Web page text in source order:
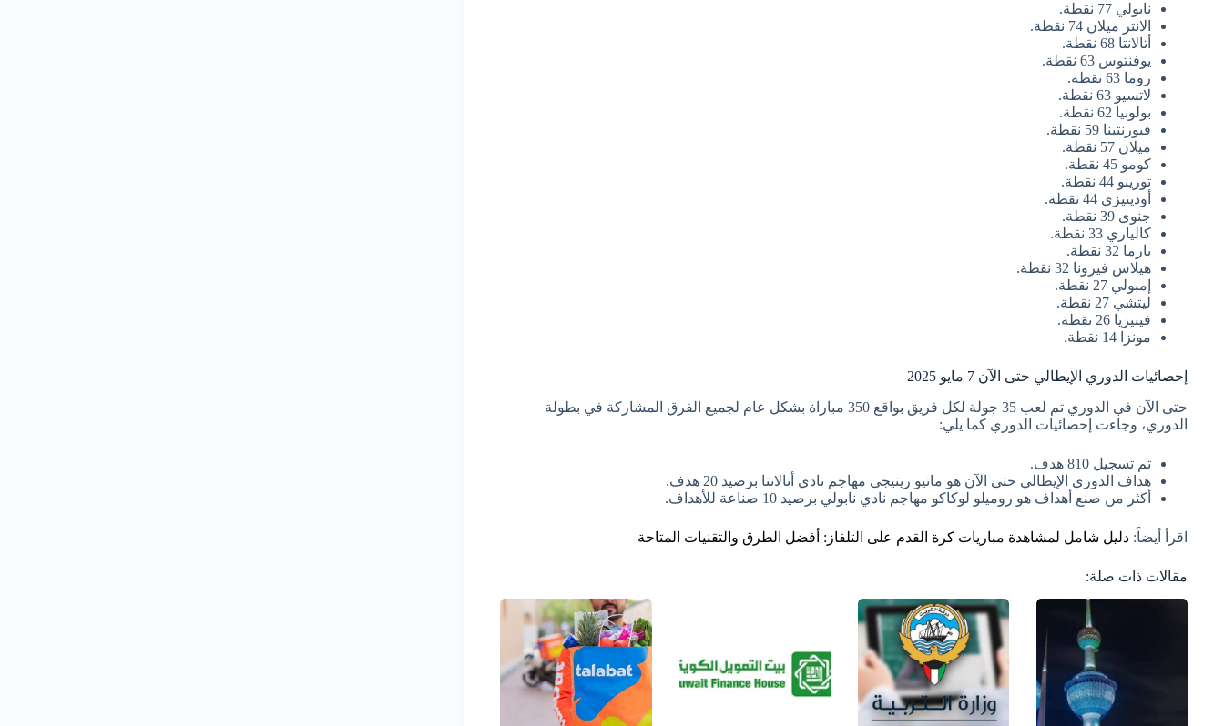
نابولي 77 نقطة.
الانتر ميلان 74 نقطة.
أتالانتا 68 نقطة.
يوفنتوس 63 نقطة.
روما 63 نقطة.
لاتسيو 63 نقطة.
بولونيا 62 نقطة.
فيورنتينا 59 نقطة.
ميلان 57 نقطة.
كومو 45 نقطة.
تورينو 44 نقطة.
أودينيزي 44 نقطة.
جنوى 39 نقطة.
كالياري 33 نقطة.
بارما 32 نقطة.
هيلاس فيرونا 32 نقطة.
إمبولي 27 نقطة.
ليتشي 27 نقطة.
فينيزيا 26 نقطة.
مونزا 14 نقطة.
إحصائيات الدوري الإيطالي حتى الآن 7 مايو 2025
حتى الآن في الدوري تم لعب 35 جولة لكل فريق بواقع 350 مباراة بشكل عام لجميع الفرق المشاركة في بطولة
الدوري، وجاءت إحصائيات الدوري كما يلي:
تم تسجيل 810 هدف.
هداف الدوري الإيطالي حتى الآن هو ماتيو ريتيجى مهاجم نادي أتالانتا برصيد 20 هدف.
أكثر من صنع أهداف هو روميلو لوكاكو مهاجم نادي نابولي برصيد 10 صناعة للأهداف.
اقرأ أيضاً: دليل شامل لمشاهدة مباريات كرة القدم على التلفاز: أفضل الطرق والتقنيات المتاحة
مقالات ذات صلة: